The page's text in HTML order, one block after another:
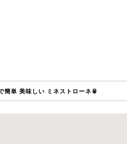
簡単 美味しい ミネストローネ🥫